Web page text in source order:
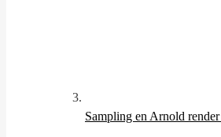
Sampling en Arnold render